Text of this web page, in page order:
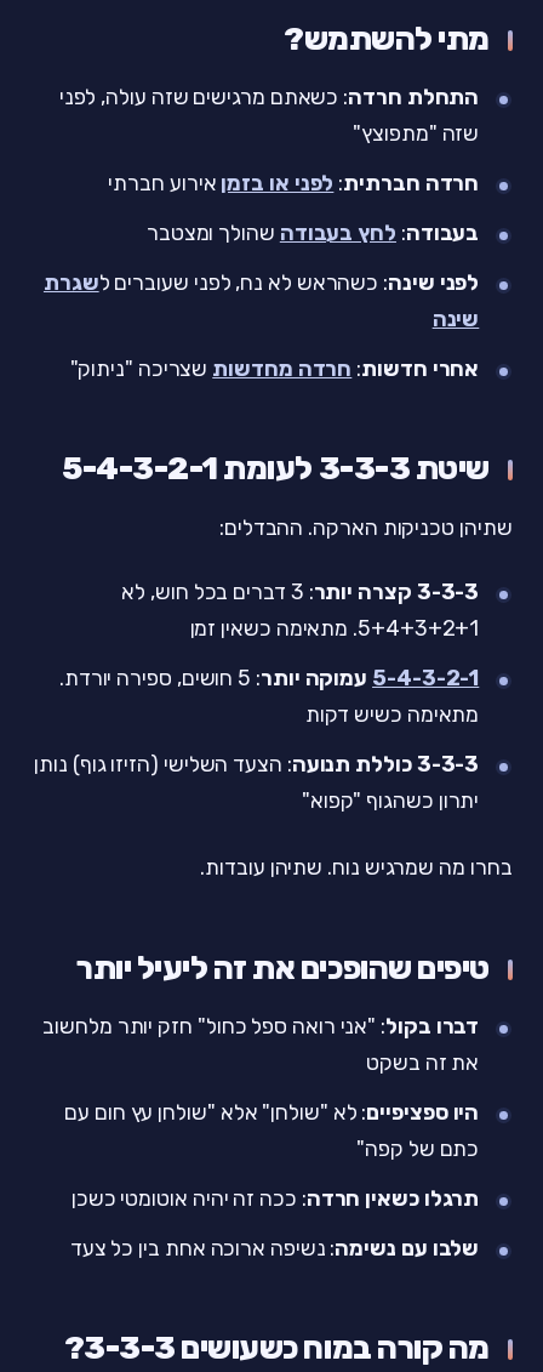
מתי להשתמש?
התחלת חרדה: כשאתם מרגישים שזה עולה, לפני
שזה "מתפוצץ"
חרדה חברתית: לפני או בזמן אירוע חברתי
בעבודה: לחץ בעבודה שהולך ומצטבר
לפני שינה: כשהראש לא נח, לפני שעוברים לשגרת
שינה
אחרי חדשות: חרדה מחדשות שצריכה "ניתוק"
שיטת 3-3-3 לעומת 5-4-3-2-1
שתיהן טכניקות הארקה. ההבדלים:
3-3-3 קצרה יותר
: 3 דברים בכל חוש, לא
5+4+3+2+1. מתאימה כשאין זמן
5-4-3-2-1 עמוקה יותר
: 5 חושים, ספירה יורדת.
מתאימה כשיש דקות
3-3-3 כוללת תנועה
: הצעד השלישי (הזיזו גוף) נותן
יתרון כשהגוף "קפוא"
בחרו מה שמרגיש נוח. שתיהן עובדות.
טיפים שהופכים את זה ליעיל יותר
דברו בקול: "אני רואה ספל כחול" חזק יותר מלחשוב
את זה בשקט
היו ספציפיים: לא "שולחן" אלא "שולחן עץ חום עם
כתם של קפה"
תרגלו כשאין חרדה: ככה זה יהיה אוטומטי כשכן
שלבו עם נשימה: נשיפה ארוכה אחת בין כל צעד
מה קורה במוח כשעושים 3-3-3?